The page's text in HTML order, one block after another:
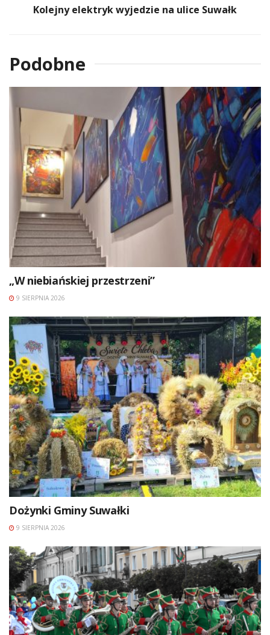
Kolejny elektryk wyjedzie na ulice Suwałk
Podobne
„W niebiańskiej przestrzeni”
9 SIERPNIA 2026
Dożynki Gminy Suwałki
9 SIERPNIA 2026